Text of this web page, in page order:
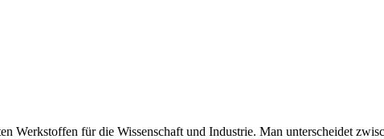
Werkstoffen für die Wissenschaft und Industrie. Man unterscheidet